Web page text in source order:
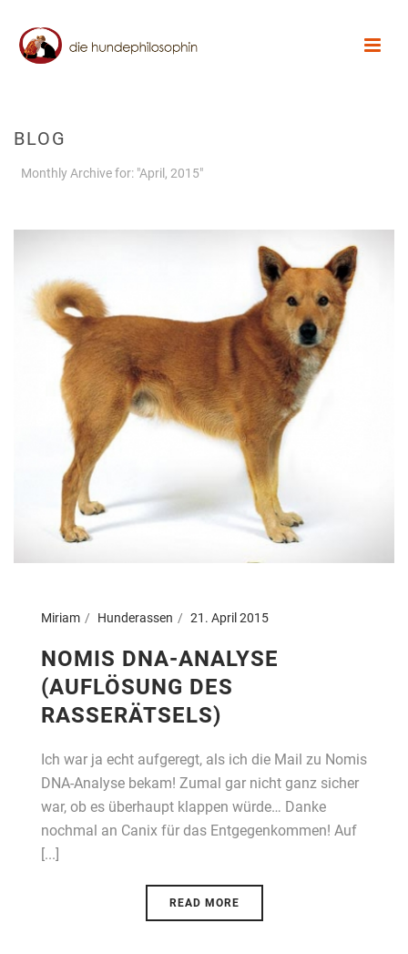
BLOG
Monthly Archive for: "April, 2015"
Miriam Hunderassen 21. April 2015
NOMIS DNA-ANALYSE
(AUFLÖSUNG DES
RASSERÄTSELS)
Ich war ja echt aufgeregt, als ich die Mail zu Nomis
DNA-Analyse bekam! Zumal gar nicht ganz sicher
war, ob es überhaupt klappen würde… Danke
nochmal an Canix für das Entgegenkommen! Auf
[...]
READ MORE